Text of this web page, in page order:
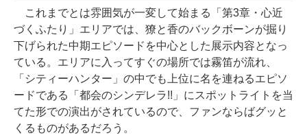
これまでとは雰囲気が一変して始まる「第3章・心近
づくふたり」エリアでは、獠と香のバックボーンが掘り
下げられた中期エピソードを中心とした展示内容となっ
ている。エリアに入ってすぐの場所では霧笛が流れ、
「シティーハンター」の中でも上位に名を連ねるエピソ
ードである「都会のシンデレラ!!」にスポットライトを当
てた形での演出がされているので、ファンならばグッと
くるものがあるだろう。